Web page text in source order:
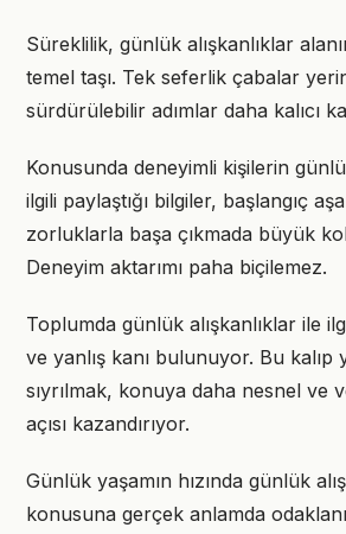
Süreklilik, günlük alışkanlıklar
temel taşı. Tek seferlik çabalar
sürdürülebilir adımlar daha kalıcı
Konusunda deneyimli kişilerin
ilgili paylaştığı bilgiler, başlangıç
zorluklarla başa çıkmada büyük
Deneyim aktarımı paha biçilemez.
Toplumda günlük alışkanlıklar ile
ve yanlış kanı bulunuyor. Bu kalıp
sıyrılmak, konuya daha nesnel ve
açısı kazandırıyor.
Günlük yaşamın hızında günlük
konusuna gerçek anlamda